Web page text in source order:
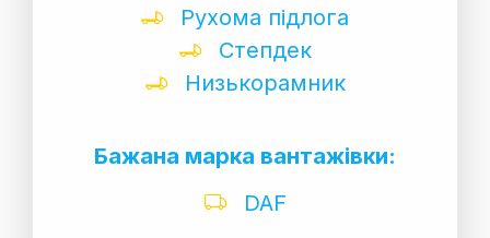
Рухома підлога
Степдек
Низькорамник
Бажана марка вантажівки:
DAF